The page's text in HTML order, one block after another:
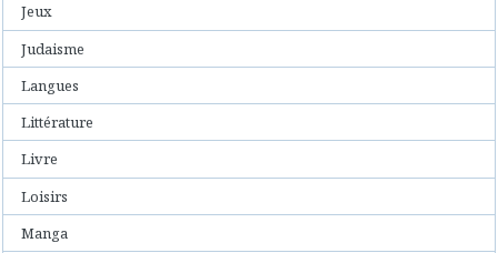
Jeux
Judaisme
Langues
Littérature
Livre
Loisirs
Manga